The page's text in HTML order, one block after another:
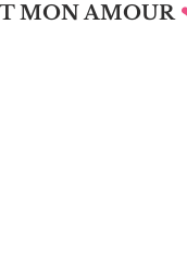
MON AMOUR